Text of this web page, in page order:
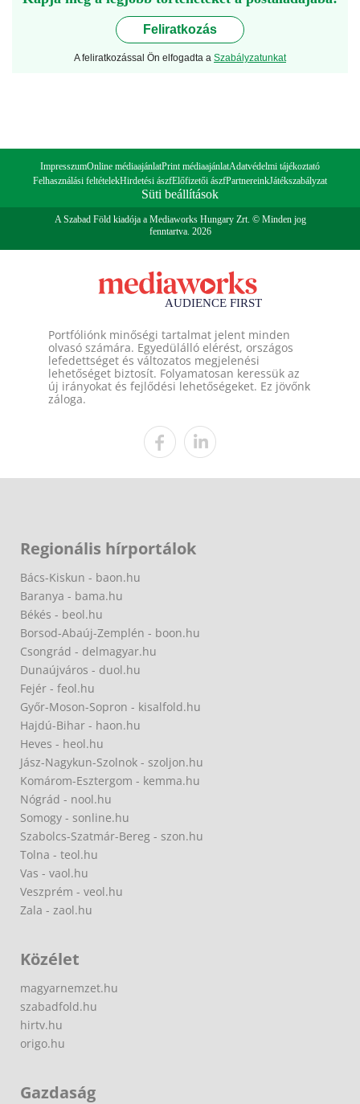
Feliratkozás
A feliratkozással Ön elfogadta a Szabályzatunkat
ImpresszumOnline médiaajánlatPrint médiaajánlatAdatvédelmi tájékoztató
Felhasználási feltételekHirdetési ászfElőfizetői ászfPartnereinkJátékszabályzat
Süti beállítások
A Szabad Föld kiadója a Mediaworks Hungary Zrt. © Minden jog
fenntartva. 2026
Portfóliónk minőségi tartalmat jelent minden
olvasó számára. Egyedülálló elérést, országos
lefedettséget és változatos megjelenési
lehetőséget biztosít. Folyamatosan keressük az
új irányokat és fejlődési lehetőségeket. Ez jövőnk
záloga.
Regionális hírportálok
Bács-Kiskun - baon.hu
Baranya - bama.hu
Békés - beol.hu
Borsod-Abaúj-Zemplén - boon.hu
Csongrád - delmagyar.hu
Dunaújváros - duol.hu
Fejér - feol.hu
Győr-Moson-Sopron - kisalfold.hu
Hajdú-Bihar - haon.hu
Heves - heol.hu
Jász-Nagykun-Szolnok - szoljon.hu
Komárom-Esztergom - kemma.hu
Nógrád - nool.hu
Somogy - sonline.hu
Szabolcs-Szatmár-Bereg - szon.hu
Tolna - teol.hu
Vas - vaol.hu
Veszprém - veol.hu
Zala - zaol.hu
Közélet
magyarnemzet.hu
szabadfold.hu
hirtv.hu
origo.hu
Gazdaság